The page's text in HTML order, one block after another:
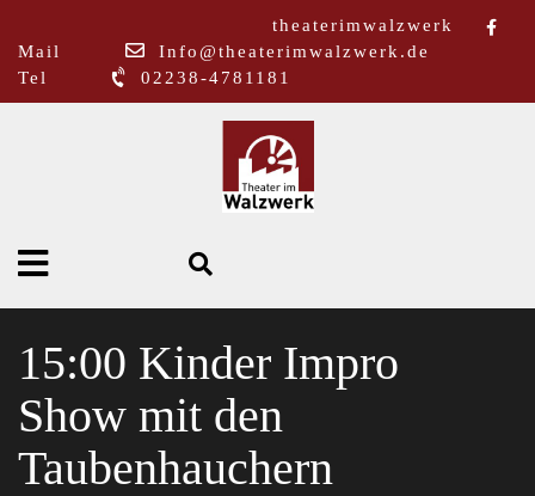
theaterimwalzwerk
Mail
Info@theaterimwalzwerk.de
Tel
02238-4781181
15:00 Kinder Impro
Show mit den
Taubenhauchern